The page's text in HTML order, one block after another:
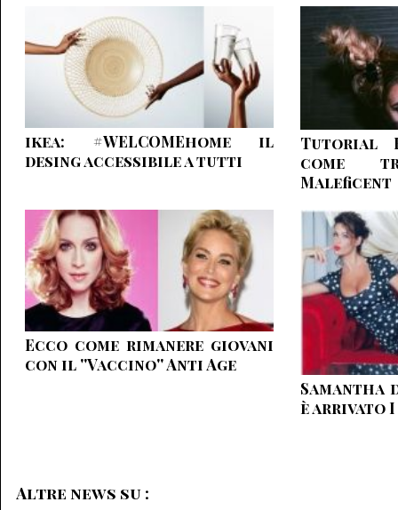
ikea: #WELCOMEhome il
desing accessibile a tutti
Tutorial
come
Maleficent
Ecco come rimanere giovani
con il ''Vaccino'' Anti Age
Samantha
è arrivato I
Altre news su :